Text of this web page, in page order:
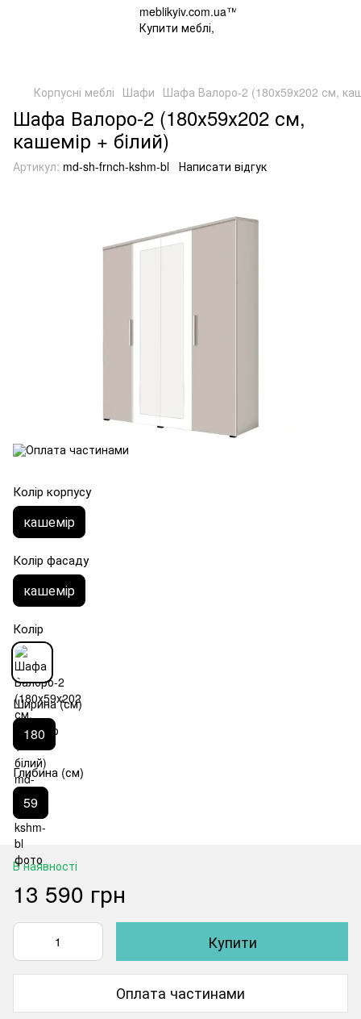
Корпусні меблі Шафи Шафа Валоро-2 (180х59х202 см,
Шафа Валоро-2 (180х59х202 см,
кашемір + білий)
Артикул: md-sh-frnch-kshm-bl Написати відгук
Колір корпусу
кашемір
Колір фасаду
кашемір
Колір
Ширина (см)
180
Глибина (см)
59
В наявності
13 590 грн
Купити
Оплата частинами